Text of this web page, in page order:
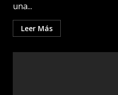
una...
Leer Más